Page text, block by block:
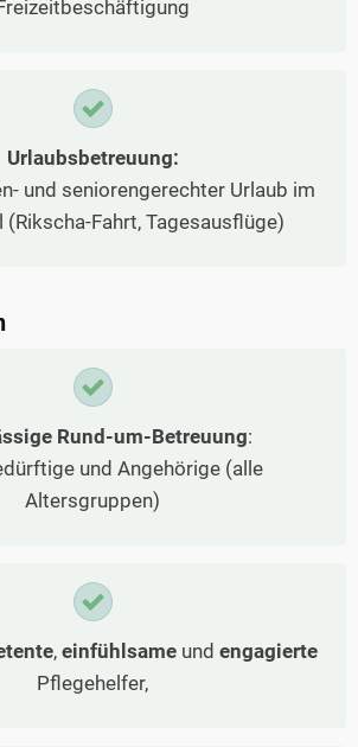
Urlaubsbetreuung:
und seniorengerechter Urlaub im
Fahrt, Tagesausflüge)
Rund-um-Betreuung:
und Angehörige (alle
Altersgruppen)
, einfühlsameund engagierte
Pflegehelfer,